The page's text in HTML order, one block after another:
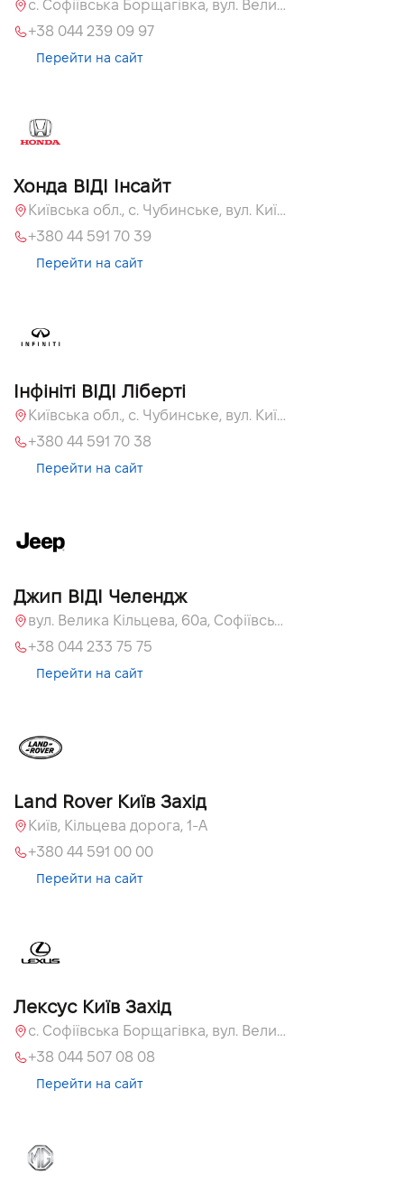
с. Софіївська Борщагівка, вул. Велика Кільцева, 60а
+38 044 239 09 97
Перейти на сайт
Хонда ВІДІ Інсайт
Київська обл., c. Чубинське, вул. Київська, 55
+380 44 591 70 39
Перейти на сайт
Інфініті ВІДІ Ліберті
Київська обл., c. Чубинське, вул. Київська, 51
+380 44 591 70 38
Перейти на сайт
Джип ВІДІ Челендж
вул. Велика Кільцева, 60а, Софіївська Борщагівка, Київська обл.
+38 044 233 75 75
Перейти на сайт
Land Rover Київ Захід
Київ, Кільцева дорога, 1-А
+380 44 591 00 00
Перейти на сайт
Лексус Київ Захід
с. Софіївська Борщагівка, вул. Велика Кільцева, 58
+38 044 507 08 08
Перейти на сайт